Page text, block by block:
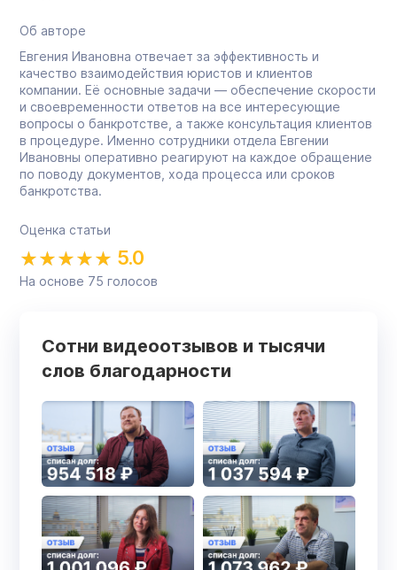
Об авторе
Евгения Ивановна отвечает за эффективность и
качество взаимодействия юристов и клиентов
компании. Её основные задачи — обеспечение скорости
и своевременности ответов на все интересующие
вопросы о банкротстве, а также консультация клиентов
в процедуре. Именно сотрудники отдела Евгении
Ивановны оперативно реагируют на каждое обращение
по поводу документов, хода процесса или сроков
банкротства.
Оценка статьи
5.0
На основе 75 голосов
Сотни видеоотзывов и тысячи
слов благодарности